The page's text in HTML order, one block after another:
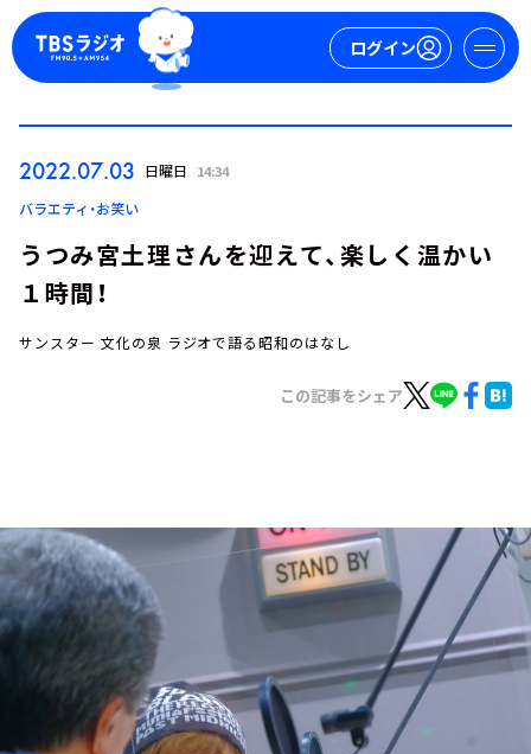
ログイン
ログイン
お知らせ
イベント・グッズ
YouTube
会社情報
2022.07.03 日曜日 14:34
バラエティ・お笑い
うつみ宮土理さんを迎えて、楽しく温かい
１時間！
サンスター 文化の泉 ラジオで語る昭和のはなし
この記事をシェア